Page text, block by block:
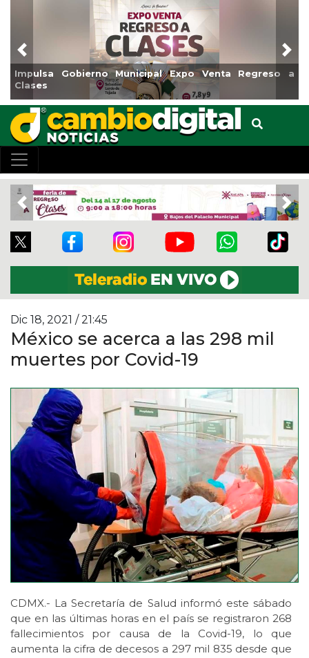
Expo Venta Regreso a
Reabrirá
Centro
Previous
Previous
Dic 18, 2021 / 21:45
México se acerca a las 298 mil
muertes por Covid-19
CDMX.- La Secretaría de Salud informó este sábado
que en las últimas horas en el país se registraron 268
fallecimientos por causa de la Covid-19, lo que
aumenta la cifra de decesos a 297 mil 835 desde que